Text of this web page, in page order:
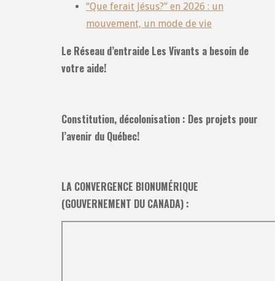
“Que ferait Jésus?” en 2026 : un
mouvement, un mode de vie
Le Réseau d’entraide Les Vivants a besoin de
votre aide!
Constitution, décolonisation : Des projets pour
l’avenir du Québec!
LA CONVERGENCE BIONUMÉRIQUE
(GOUVERNEMENT DU CANADA) :